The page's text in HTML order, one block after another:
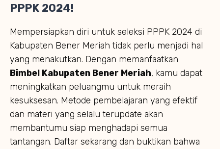
PPPK 2024!
Mempersiapkan diri untuk seleksi PPPK 2024 di
Kabupaten Bener Meriah tidak perlu menjadi hal
yang menakutkan. Dengan memanfaatkan
Bimbel Kabupaten Bener Meriah, kamu dapat
meningkatkan peluangmu untuk meraih
kesuksesan. Metode pembelajaran yang efektif
dan materi yang selalu terupdate akan
membantumu siap menghadapi semua
tantangan. Daftar sekarang dan buktikan bahwa